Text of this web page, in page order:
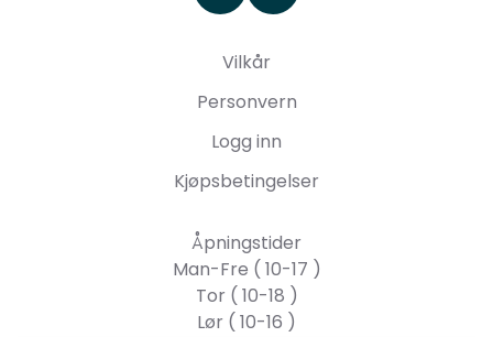
Vilkår
Personvern
Logg inn
Kjøpsbetingelser
Åpningstider
Man-Fre ( 10-17 )
Tor ( 10-18 )
Lør ( 10-16 )